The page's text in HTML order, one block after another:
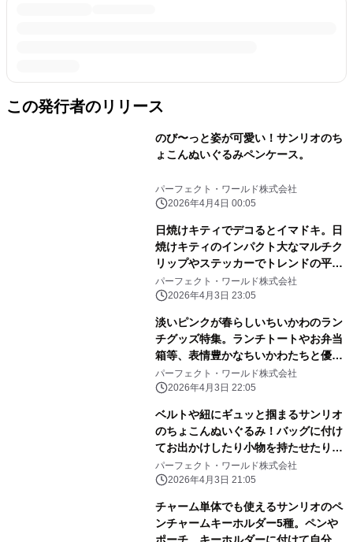
この発行者のリリース
のび〜っと姿が可愛い！サンリオのち
ょこんぬいぐるみペンケース。
パーフェクト・ワールド株式会社
2026年4月4日 00:05
日焼けキティでデコるとイマドキ。日
焼けキティのインパクト大なマルチク
リップやステッカーでトレンドの平成
レトロ感ばっちりです。
パーフェクト・ワールド株式会社
2026年4月3日 23:05
淡いピンクが春らしいちいかわのラン
チグッズ特集。ランチトートやお弁当
箱等、表情豊かなちいかわたちと優し
いピンク色に心和む
パーフェクト・ワールド株式会社
2026年4月3日 22:05
ベルトや紐にギュッと掴まるサンリオ
のちょこんぬいぐるみ！バッグに付け
てお出かけしたり小物を持たせたりと
自由に楽しめる！
パーフェクト・ワールド株式会社
2026年4月3日 21:05
チャーム単体でも使えるサンリオのペ
ンチャームキーホルダー5種。ペンや
ポーチ、キーホルダーに付けて自分だ